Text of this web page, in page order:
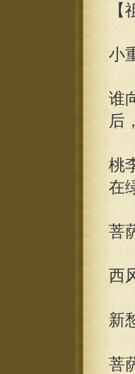
【
小
谁
后
桃
在
菩
西
新
菩